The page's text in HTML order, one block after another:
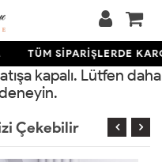
TÜM SİPARİŞLERDE
kapalı. Lütfen daha
Çekebilir